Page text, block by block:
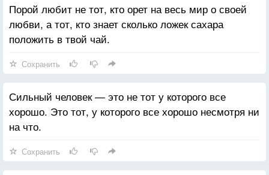
Порой любит не тот, кто орет на весь мир о своей
любви, а тот, кто знает сколько ложек сахара
положить в твой чай.
Сохранить
Сильный человек — это не тот у которого все
хорошо. Это тот, у которого все хорошо несмотря ни
на что.
Сохранить